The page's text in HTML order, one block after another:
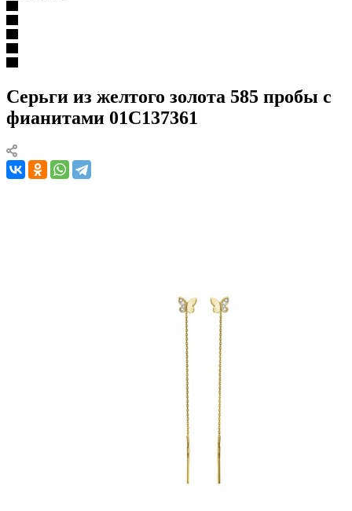
Серьги из желтого золота 585 пробы с
фианитами 01С137361